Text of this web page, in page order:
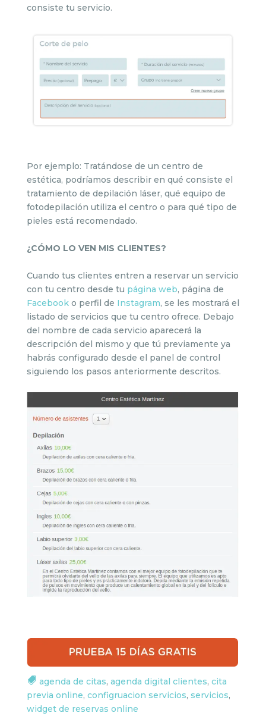
consiste tu servicio.
Por ejemplo: Tratándose de un centro de
estética, podríamos describir en qué consiste el
tratamiento de depilación láser, qué equipo de
fotodepilación utiliza el centro o para qué tipo de
pieles está recomendado.
¿CÓMO LO VEN MIS CLIENTES?
Cuando tus clientes entren a reservar un servicio
con tu centro desde tu página web, página de
Facebooko perfil de Instagram, se les mostrará el
listado de servicios que tu centro ofrece. Debajo
del nombre de cada servicio aparecerá la
descripción del mismo y que tú previamente ya
habrás configurado desde el panel de control
siguiendo los pasos anteriormente descritos.
agenda de citas, agenda digital clientes, cita
previa online, configruacion servicios, servicios,
widget de reservas online